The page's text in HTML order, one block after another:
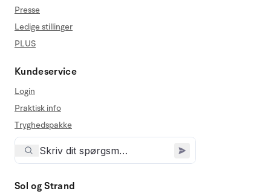
Presse
Ledige stillinger
PLUS
Kundeservice
Login
Praktisk info
Tryghedspakke
Sol og Strand